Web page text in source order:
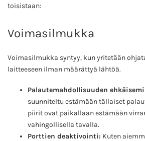
toisistaan:
Voimasilmukka
Voimasilmukka syntyy, kun yritetään
laitteeseen ilman määrättyä lähtöä.
Palautemahdollisuuden
suunniteltu estämään tällaiset
piirit ovat paikallaan estämään
vahingollisella tavalla.
Porttien deaktivointi: Kuten